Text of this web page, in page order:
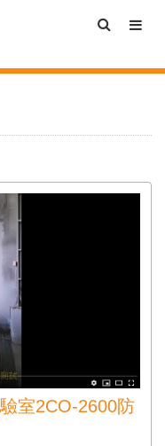
室2CO-2600防